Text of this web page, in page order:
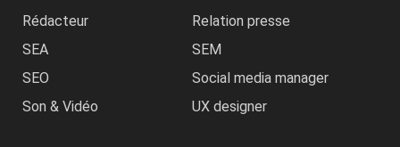
Rédacteur
Relation presse
SEA
SEM
SEO
Social media manager
Son & Vidéo
UX designer